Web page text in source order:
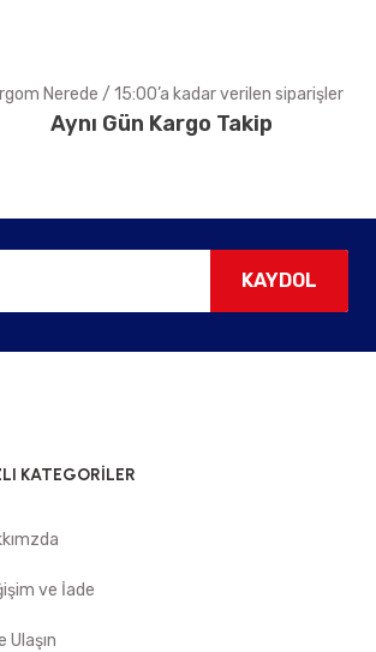
Nerede / 15:00’a kadar verilen siparişler
Aynı Gün Kargo Takip
KAYDOL
KATEGORİLER
ve İade
Ulaşın